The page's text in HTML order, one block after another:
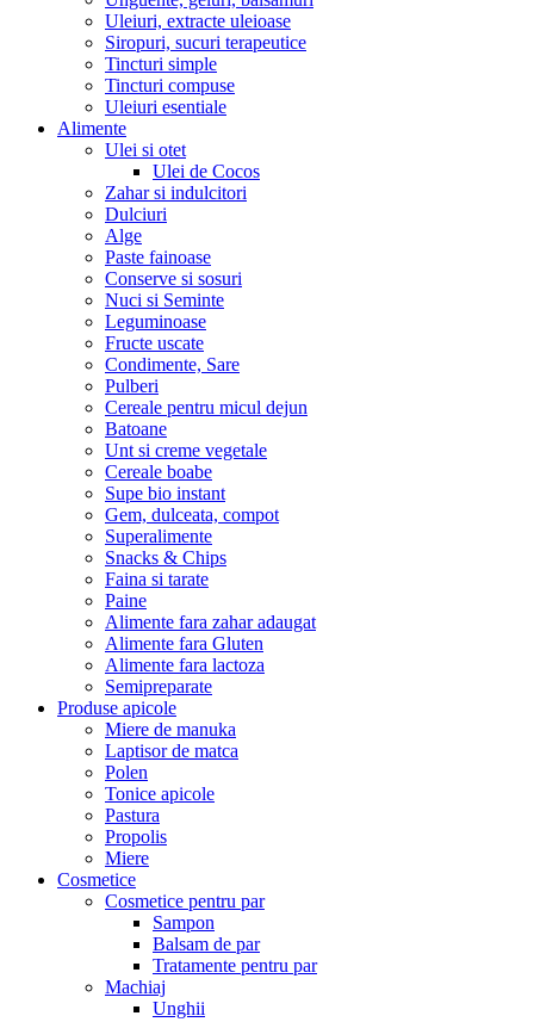
Uleiuri, extracte uleioase
Siropuri, sucuri terapeutice
Tincturi simple
Tincturi compuse
Uleiuri esentiale
Alimente
Ulei si otet
Ulei de Cocos
Zahar si indulcitori
Dulciuri
Alge
Paste fainoase
Conserve si sosuri
Nuci si Seminte
Leguminoase
Fructe uscate
Condimente, Sare
Pulberi
Cereale pentru micul dejun
Batoane
Unt si creme vegetale
Cereale boabe
Supe bio instant
Gem, dulceata, compot
Superalimente
Snacks & Chips
Faina si tarate
Paine
Alimente fara zahar adaugat
Alimente fara Gluten
Alimente fara lactoza
Semipreparate
Produse apicole
Miere de manuka
Laptisor de matca
Polen
Tonice apicole
Pastura
Propolis
Miere
Cosmetice
Cosmetice pentru par
Sampon
Balsam de par
Tratamente pentru par
Machiaj
Unghii